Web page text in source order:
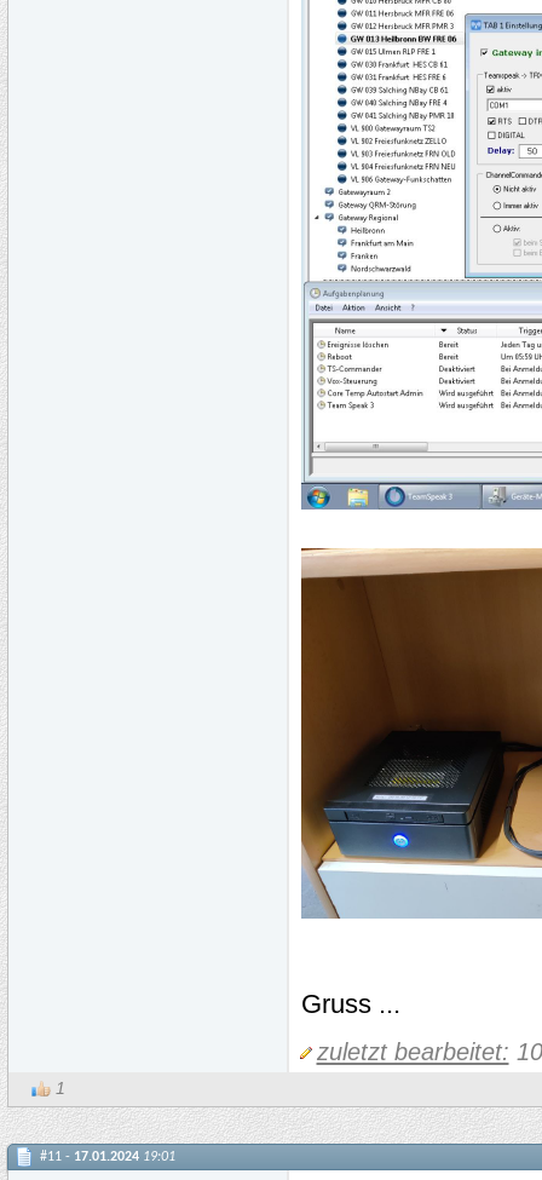
Gruss ...
zuletzt bearbeitet:
1
#11 - 17.01.2024 19:01